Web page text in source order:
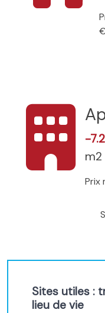
-
m2
Prix
Sites utiles :
lieu de vie